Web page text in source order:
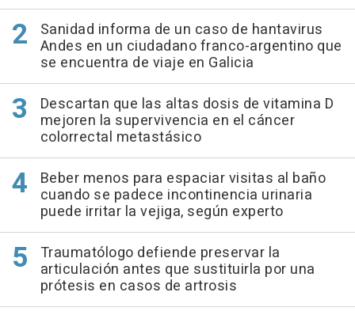
Sanidad informa de un caso de hantavirus
Andes en un ciudadano franco-argentino que
se encuentra de viaje en Galicia
Descartan que las altas dosis de vitamina D
mejoren la supervivencia en el cáncer
colorrectal metastásico
Beber menos para espaciar visitas al baño
cuando se padece incontinencia urinaria
puede irritar la vejiga, según experto
Traumatólogo defiende preservar la
articulación antes que sustituirla por una
prótesis en casos de artrosis